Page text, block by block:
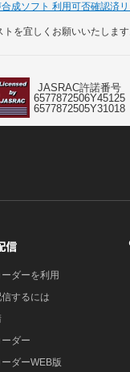
成ソフト 利用可否確認済リ
を宜しくお願いいたします
JASRAC許諾番号
6577872506Y45125
6577872505Y31018
ダーを利用
するには
ダー
ダーWEB版